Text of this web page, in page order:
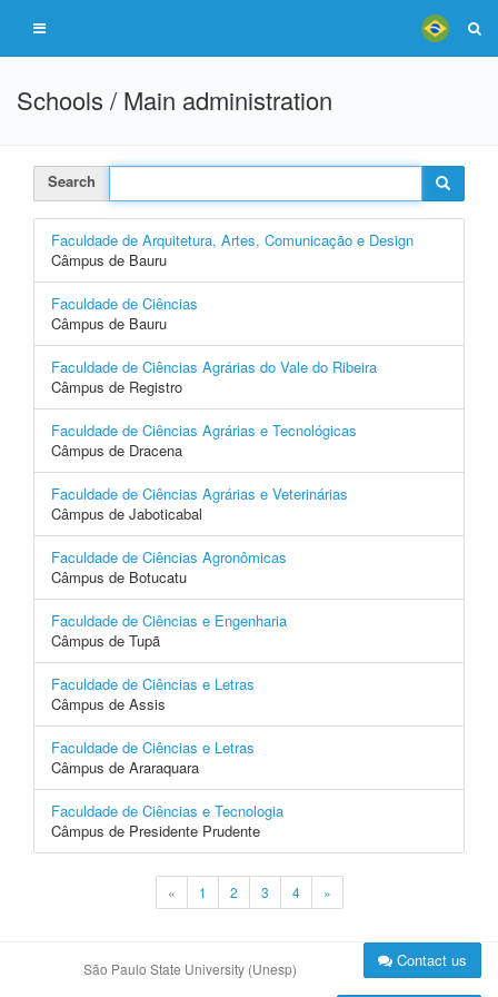
Schools / Main administration
Search
Faculdade de Arquitetura, Artes, Comunicação e Design
Câmpus de Bauru
Faculdade de Ciências
Câmpus de Bauru
Faculdade de Ciências Agrárias do Vale do Ribeira
Câmpus de Registro
Faculdade de Ciências Agrárias e Tecnológicas
Câmpus de Dracena
Faculdade de Ciências Agrárias e Veterinárias
Câmpus de Jaboticabal
Faculdade de Ciências Agronômicas
Câmpus de Botucatu
Faculdade de Ciências e Engenharia
Câmpus de Tupã
Faculdade de Ciências e Letras
Câmpus de Assis
Faculdade de Ciências e Letras
Câmpus de Araraquara
Faculdade de Ciências e Tecnologia
Câmpus de Presidente Prudente
« 1 2 3 4 »
São Paulo State University (Unesp) Contact us